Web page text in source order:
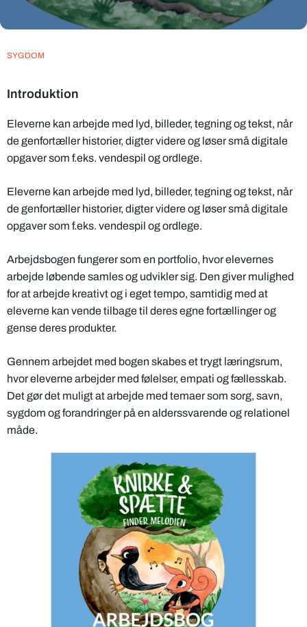
SYGDOM
Introduktion
Eleverne kan arbejde med lyd, billeder, tegning og tekst, når
de genfortæller historier, digter videre og løser små digitale
opgaver som f.eks. vendespil og ordlege.
Eleverne kan arbejde med lyd, billeder, tegning og tekst, når
de genfortæller historier, digter videre og løser små digitale
opgaver som f.eks. vendespil og ordlege.
Arbejdsbogen fungerer som en portfolio, hvor elevernes
arbejde løbende samles og udvikler sig. Den giver mulighed
for at arbejde kreativt og i eget tempo, samtidig med at
eleverne kan vende tilbage til deres egne fortællinger og
gense deres produkter.
Gennem arbejdet med bogen skabes et trygt læringsrum,
hvor eleverne arbejder med følelser, empati og fællesskab.
Det gør det muligt at arbejde med temaer som sorg, savn,
sygdom og forandringer på en alderssvarende og relationel
måde.